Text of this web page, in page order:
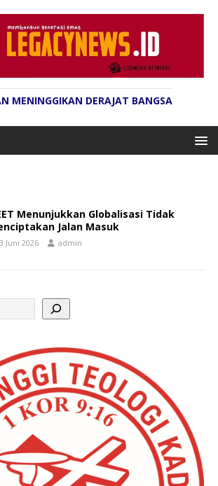
MENINGGIKAN DERAJAT BANGSA
Menunjukkan Globalisasi Tidak
Jalan Masuk
3 Juni 2026 admin